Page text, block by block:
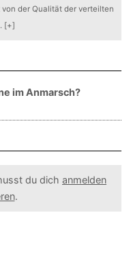
der Qualität der verteilten
[+]
im Anmarsch?
du dich anmelden
.